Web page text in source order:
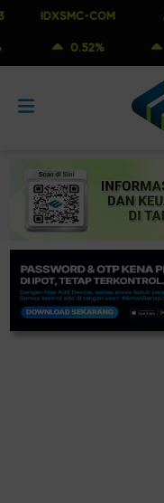
IDXSMC-COM
0.52% 0.12%